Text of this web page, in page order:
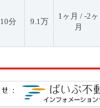
10分 9.1万
1ヶ月 / -2ヶ
月